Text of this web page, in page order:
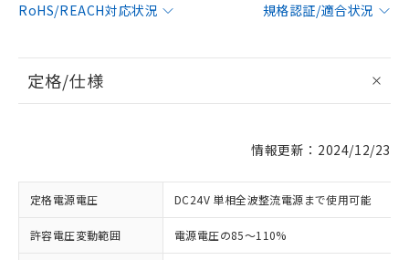
RoHS/REACH対応状況
規格認証/適合状況
定格/仕様
情報更新：2024/12/23
定格電源電圧 DC24V 単相全波整流電源まで使用可能
許容電圧変動範囲 電源電圧の85～110%